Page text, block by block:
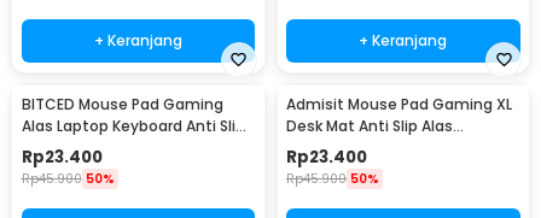
+ Keranjang + Keranjang
BITCED Mouse Pad Gaming
Alas Laptop Keyboard Anti Slip
Desk Mat 300x800x3mm - YL-
700
Rp23.400
Rp45.900 50%
Admisit Mouse Pad Gaming XL
Desk Mat Anti Slip Alas
Keyboard Topografi
300x800x3mm - YL-800
Rp23.400
Rp45.900 50%